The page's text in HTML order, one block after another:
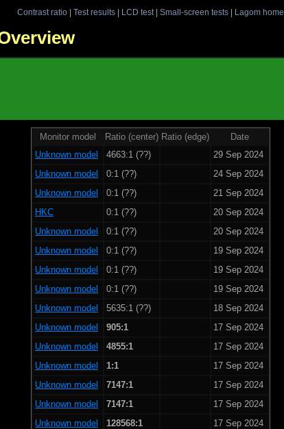
Contrast ratio| Test results| LCD test| Small-screen tests| Lagom home
Monitor model Ratio (center) Ratio (edge)
Date
Unknown model
4663:1 (??)
29 Sep 2024
Unknown model
0:1 (??)
24 Sep 2024
Unknown model
0:1 (??)
21 Sep 2024
HKC
0:1 (??)
20 Sep 2024
Unknown model
0:1 (??)
20 Sep 2024
Unknown model
0:1 (??)
19 Sep 2024
Unknown model
0:1 (??)
19 Sep 2024
Unknown model
0:1 (??)
19 Sep 2024
Unknown model
5635:1 (??)
18 Sep 2024
Unknown model
905:1
17 Sep 2024
Unknown model
4855:1
17 Sep 2024
Unknown model
1:1
17 Sep 2024
Unknown model
7147:1
17 Sep 2024
Unknown model
7147:1
17 Sep 2024
Unknown model
128568:1
17 Sep 2024